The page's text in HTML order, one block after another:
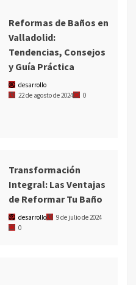
Reformas de Baños en
Valladolid:
Tendencias, Consejos
y Guía Práctica
desarrollo
22 de agosto de 2024
0
Transformación
Integral: Las Ventajas
de Reformar Tu Baño
desarrollo
9 de julio de 2024
0